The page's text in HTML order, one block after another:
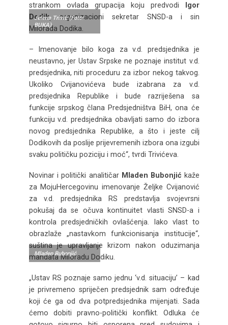
strankom ovlada grupacija koju predvodi
Igor
Dodik,organizacioni sekretar SNSD-a i sin
Milorada Dodika.
Jelena Trivić (Foto:
BUKA)
– Imenovanje bilo koga za v.d. predsjednika je
neustavno, jer Ustav Srpske ne poznaje institut v.d.
predsjednika, niti proceduru za izbor nekog takvog.
Ukoliko Cvijanovićeva bude izabrana za v.d.
predsjednika Republike i bude razriješena sa
funkcije srpskog člana Predsjedništva BiH, ona će
funkciju v.d. predsjednika obavljati samo do izbora
novog predsjednika Republike, a što i jeste cilj
Dodikovih da poslije prijevremenih izbora ona izgubi
svaku političku poziciju i moć“, tvrdi Trivićeva.
Novinar i politički analitičar Mladen Bubonjić kaže
za MojuHercegovinu imenovanje Željke Cvijanović
za v.d. predsjednika RS predstavlja svojevrsni
pokušaj da se očuva kontinuitet vlasti SNSD-a i
kontrola predsjedničkih ovlašćenja. Iako vlast to
obrazlaže „nastavkom funkcionisanja institucije“,
suština je upravljanje krizom nakon oduzimanja
mandata Miloradu Dodiku.
Mladen Bubonjić
„Ustav RS poznaje samo jednu ‘v.d. situaciju’ – kad
je privremeno spriječen predsjednik sam određuje
koji će ga od dva potpredsjednika mijenjati. Sada
ćemo dobiti pravno-politički konflikt. Odluka će